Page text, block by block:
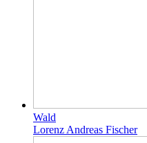
Wald
Lorenz Andreas Fischer